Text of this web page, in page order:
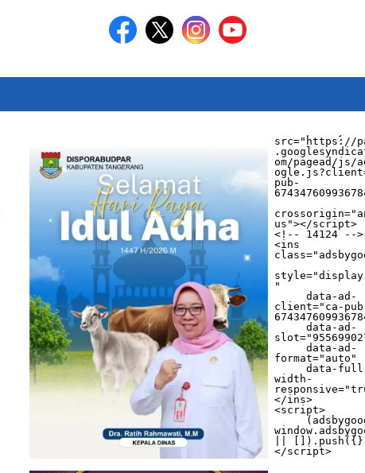
src="https://
om/pagead/js/
pub-
us"></script>
<!-- 14124 -->
<ins
"
     data-ad-
client="ca-
     data-ad-
     data-ad-
format="auto"
     data-full-
width-
</ins>
<script>
||
</script>